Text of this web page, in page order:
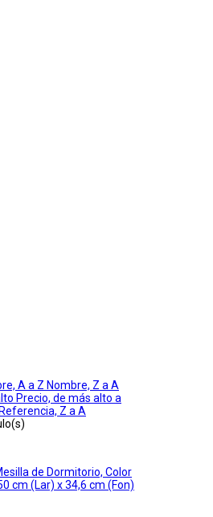
A a Z Nombre, Z a A
Precio, de más alto a
Referencia, Z a A